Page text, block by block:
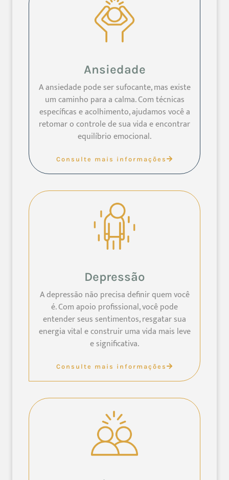
Ansiedade
A ansiedade pode ser sufocante, mas existe
um caminho para a calma. Com técnicas
específicas e acolhimento, ajudamos você a
retomar o controle de sua vida e encontrar
equilíbrio emocional.
Consulte mais informações
Depressão
A depressão não precisa definir quem você
é. Com apoio profissional, você pode
entender seus sentimentos, resgatar sua
energia vital e construir uma vida mais leve
e significativa.
Consulte mais informações